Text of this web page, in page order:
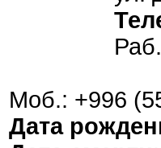
Моб.: +996
Дата